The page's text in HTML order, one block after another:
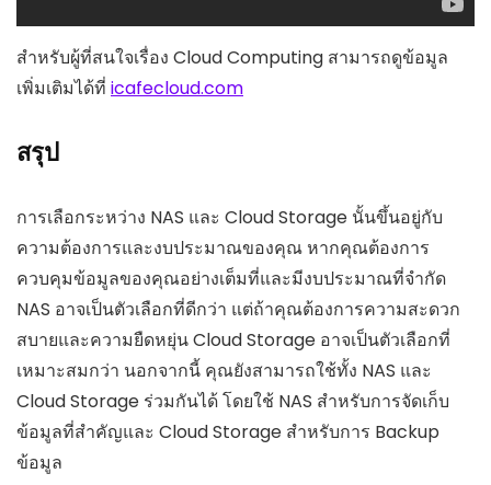
สำหรับผู้ที่สนใจเรื่อง Cloud Computing สามารถดูข้อมูล
เพิ่มเติมได้ที่ icafecloud.com
สรุป
การเลือกระหว่าง NAS และ Cloud Storage นั้นขึ้นอยู่กับ
ความต้องการและงบประมาณของคุณ หากคุณต้องการ
ควบคุมข้อมูลของคุณอย่างเต็มที่และมีงบประมาณที่จำกัด
NAS อาจเป็นตัวเลือกที่ดีกว่า แต่ถ้าคุณต้องการความสะดวก
สบายและความยืดหยุ่น Cloud Storage อาจเป็นตัวเลือกที่
เหมาะสมกว่า นอกจากนี้ คุณยังสามารถใช้ทั้ง NAS และ
Cloud Storage ร่วมกันได้ โดยใช้ NAS สำหรับการจัดเก็บ
ข้อมูลที่สำคัญและ Cloud Storage สำหรับการ Backup
ข้อมูล